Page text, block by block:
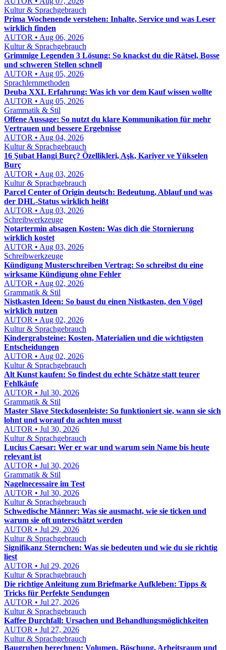
Kultur & Sprachgebrauch
Prima Wochenende verstehen: Inhalte, Service und was Leser
wirklich finden
AUTOR • Aug 06, 2026
Kultur & Sprachgebrauch
Grimmige Legenden 3 Lösung: So knackst du die Rätsel, Bosse
und schweren Stellen schnell
AUTOR • Aug 05, 2026
Sprachlernmethoden
Deuba XXL Erfahrung: Was ich vor dem Kauf wissen wollte
AUTOR • Aug 05, 2026
Grammatik & Stil
Offene Aussage: So nutzt du klare Kommunikation für mehr
Vertrauen und bessere Ergebnisse
AUTOR • Aug 04, 2026
Kultur & Sprachgebrauch
16 Şubat Hangi Burç? Özellikleri, Aşk, Kariyer ve Yükselen
Burç
AUTOR • Aug 03, 2026
Kultur & Sprachgebrauch
Parcel Center of Origin deutsch: Bedeutung, Ablauf und was
der DHL-Status wirklich heißt
AUTOR • Aug 03, 2026
Schreibwerkzeuge
Notartermin absagen Kosten: Was dich die Stornierung
wirklich kostet
AUTOR • Aug 03, 2026
Schreibwerkzeuge
Kündigung Musterschreiben Vertrag: So schreibst du eine
wirksame Kündigung ohne Fehler
AUTOR • Aug 02, 2026
Grammatik & Stil
Nistkasten Ideen: So baust du einen Nistkasten, den Vögel
wirklich nutzen
AUTOR • Aug 02, 2026
Kultur & Sprachgebrauch
Kindergrabsteine: Kosten, Materialien und die wichtigsten
Entscheidungen
AUTOR • Aug 02, 2026
Kultur & Sprachgebrauch
Alt Kunst kaufen: So findest du echte Schätze statt teurer
Fehlkäufe
AUTOR • Jul 30, 2026
Grammatik & Stil
Master Slave Steckdosenleiste: So funktioniert sie, wann sie sich
lohnt und worauf du achten musst
AUTOR • Jul 30, 2026
Kultur & Sprachgebrauch
Lucius Caesar: Wer er war und warum sein Name bis heute
relevant ist
AUTOR • Jul 30, 2026
Grammatik & Stil
Nagelnecessaire im Test
AUTOR • Jul 30, 2026
Kultur & Sprachgebrauch
Schwedische Männer: Was sie ausmacht, wie sie ticken und
warum sie oft unterschätzt werden
AUTOR • Jul 29, 2026
Kultur & Sprachgebrauch
Signifikanz Sternchen: Was sie bedeuten und wie du sie richtig
liest
AUTOR • Jul 29, 2026
Kultur & Sprachgebrauch
Die richtige Anleitung zum Briefmarke Aufkleben: Tipps &
Tricks für Perfekte Sendungen
AUTOR • Jul 27, 2026
Kultur & Sprachgebrauch
Kaffee Durchfall: Ursachen und Behandlungsmöglichkeiten
AUTOR • Jul 27, 2026
Kultur & Sprachgebrauch
Baugruben berechnen: Volumen, Böschung, Arbeitsraum und